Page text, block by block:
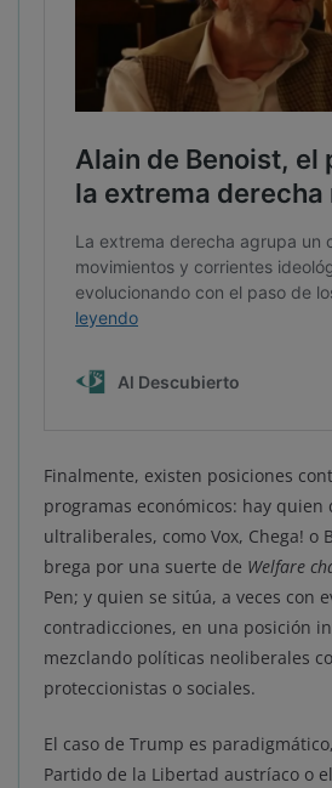
Finalmente, existen posiciones
programas económicos: hay quien
ultraliberales, como Vox, Chega! o
brega por una suerte de Welfare
Pen; y quien se sitúa, a veces con
contradicciones, en una posición
mezclando políticas neoliberales
proteccionistas o sociales.
El caso de Trump es
Partido de la Libertad austríaco o